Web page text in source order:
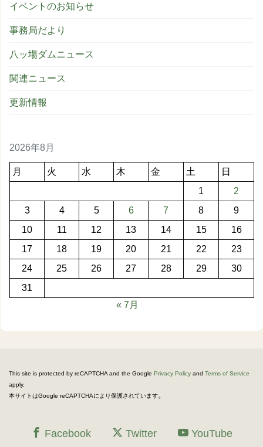
イベントのお知らせ
事務局だより
八ッ場ダムニュース
関連ニュース
更新情報
2026年8月
月 火 水 木 金 土
日
1
2
3
4 5 6 7 8
9
10
11 12 13 14 15
16
17
18 19 20 21 22
23
24
25 26 27 28 29
30
31
« 7月
This site is protected by reCAPTCHA and the Google Privacy Policy and Terms of Service
apply.
本サイトはGoogle reCAPTCHAにより保護されています。
Facebook Twitter YouTube